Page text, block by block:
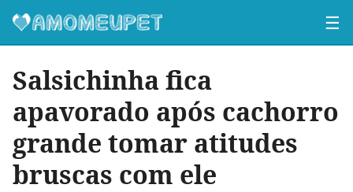
☰
Salsichinha fica
apavorado após cachorro
grande tomar atitudes
bruscas com ele